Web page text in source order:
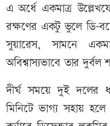
এ অর্ধে একমাত্র
রক্ষণের একটু ভুলে ডি-
সুয়ারেস, সামনে
অবিশ্বাস্যভাবে তার
দীর্ঘ সময়ে দুই দলের
মিনিটে ভাগ্য সহায়